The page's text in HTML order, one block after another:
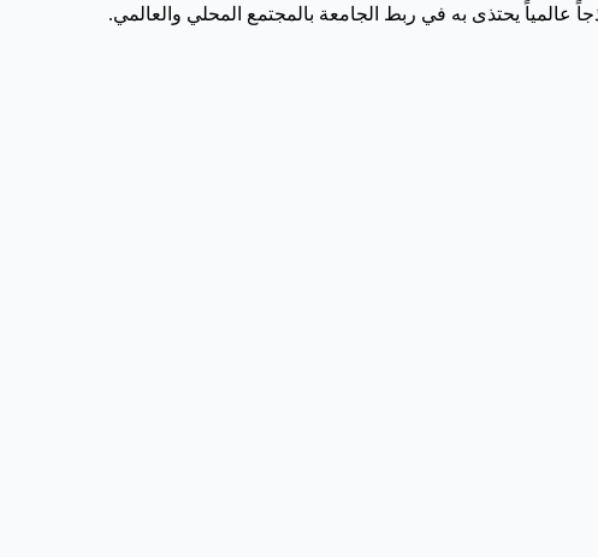
عالمياً يحتذى به في ربط الجامعة بالمجتمع المحلي والعالمي.